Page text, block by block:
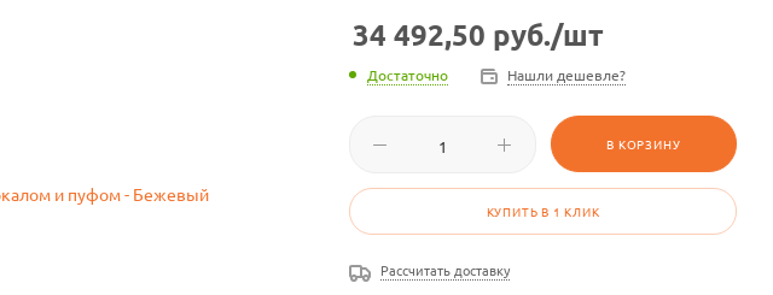
34 492,50 руб./шт
Достаточно Нашли дешевле?
В КОРЗИНУ
КУПИТЬ В 1 КЛИК
Рассчитать доставку